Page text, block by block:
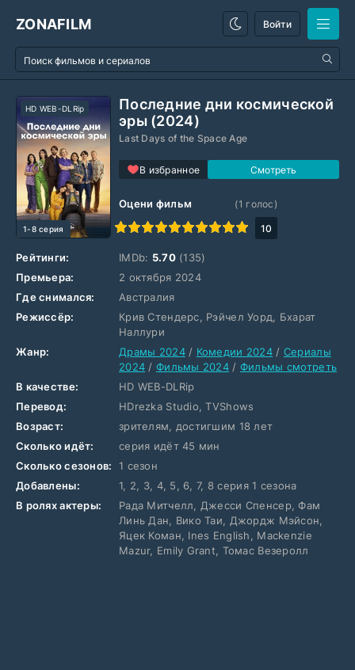
ZONAFILM Войти
Последние дни космической
эры (2024)
Last Days of the Space Age
В избранное
HD WEB-DLRip
1-8 серия
Оцени фильм
1
2 3 4 5 6 7 8 9 10
(1 голос)
10
Рейтинги: IMDb: 5.70(135)
Премьера:
2 октября 2024
Где снимался:
Австралия
Режиссёр:
Крив Стендерс, Рэйчел Уорд, Бхарат
Наллури
Жанр:
Драмы 2024/ Комедии 2024 / Сериалы
2024 / Фильмы 2024 / Фильмы смотреть
В качестве:
HD WEB-DLRip
Перевод:
HDrezka Studio, TVShows
Возраст:
зрителям, достигшим 18 лет
Сколько идёт:
серия идёт 45 мин
Сколько сезонов:
1 сезон
Добавлены:
1, 2, 3, 4, 5, 6, 7, 8 серия 1 сезона
В ролях актеры:
Рада Митчелл, Джесси Спенсер, Фам
Линь Дан, Вико Таи, Джордж Мэйсон,
Яцек Коман, Ines English, Mackenzie
Mazur, Emily Grant, Томас Везеролл